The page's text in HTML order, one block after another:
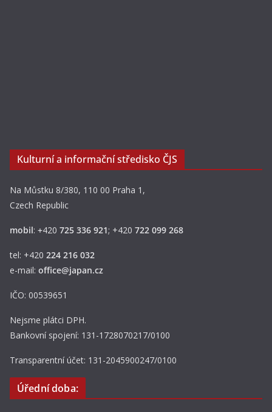
Kulturní a informační středisko ČJS
Na Můstku 8/380, 110 00 Praha 1,
Czech Republic
mobil: +420 725 336 921; +420 722 099 268
tel: +420 224 216 032
e-mail: office@japan.cz
IČO: 00539651
Nejsme plátci DPH.
Bankovní spojení: 131-1728070217/0100
Transparentní účet: 131-2045900247/0100
Úřední doba: